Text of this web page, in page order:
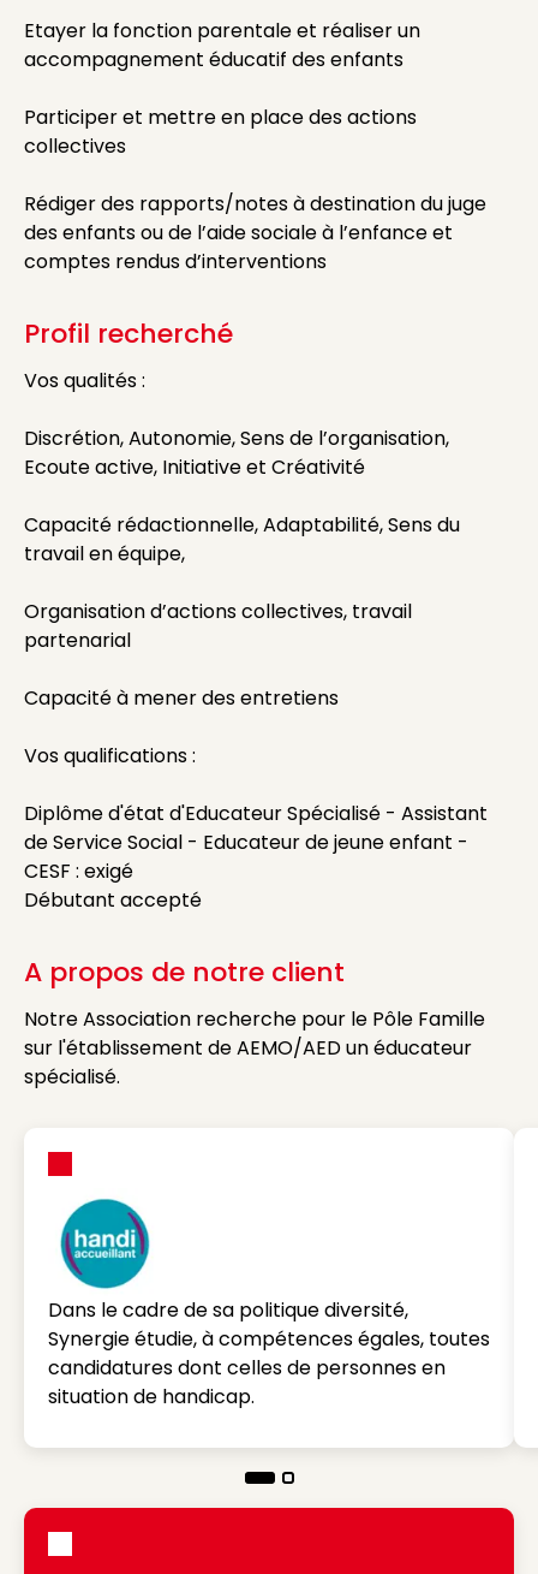
Etayer la fonction parentale et réaliser un
accompagnement éducatif des enfants
Participer et mettre en place des actions
collectives
Rédiger des rapports/notes à destination du juge
des enfants ou de l’aide sociale à l’enfance et
comptes rendus d’interventions
Profil recherché
Vos qualités :
Discrétion, Autonomie, Sens de l’organisation,
Ecoute active, Initiative et Créativité
Capacité rédactionnelle, Adaptabilité, Sens du
travail en équipe,
Organisation d’actions collectives, travail
partenarial
Capacité à mener des entretiens
Vos qualifications :
Diplôme d'état d'Educateur Spécialisé - Assistant
de Service Social - Educateur de jeune enfant -
CESF : exigé
Débutant accepté
A propos de notre client
Notre Association recherche pour le Pôle Famille
sur l'établissement de AEMO/AED un éducateur
spécialisé.
Dans le cadre de sa politique diversité,
Synergie étudie, à compétences égales, toutes
candidatures dont celles de personnes en
situation de handicap.